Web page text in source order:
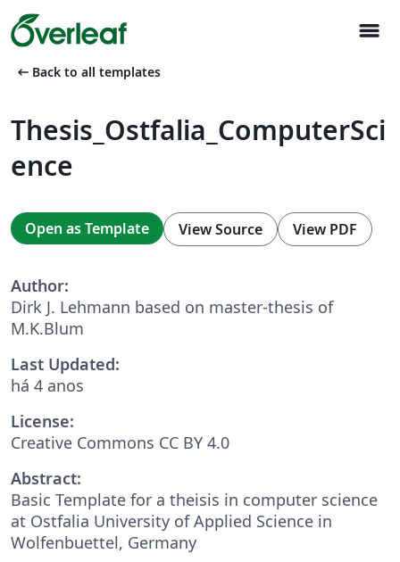
menu
arrow_left_alt Back to all templates
Thesis_Ostfalia_ComputerSci
ence
Open as Template View Source View PDF
Author:
Dirk J. Lehmann based on master-thesis of
M.K.Blum
Last Updated:
há 4 anos
License:
Creative Commons CC BY 4.0
Abstract:
Basic Template for a theisis in computer science
at Ostfalia University of Applied Science in
Wolfenbuettel, Germany